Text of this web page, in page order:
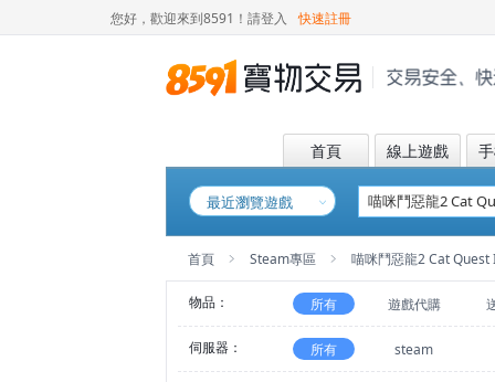
您好，歡迎來到8591！ 請登入 快速註冊
首頁 線上遊戲
最近瀏覽遊戲
首頁 Steam專區 喵咪鬥惡龍2 Cat Quest
物品： 所有 遊戲代購
伺服器： 所有 steam